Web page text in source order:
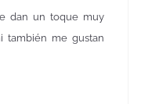
dan un toque muy
también me gustan